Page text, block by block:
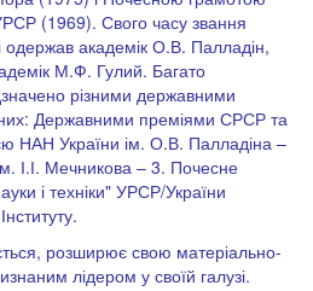
(1969). Свого часу звання
одержав академік О.В. Палладін,
М.Ф. Гулий. Багато
різними державними
Державними преміями СРСР та
НАН України ім. О.В. Палладіна –
І.І. Мечникова – 3. Почесне
і техніки" УРСР/України
розширює свою матеріально-
лідером у своїй галузі.